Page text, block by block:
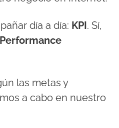
día a día: KPI . Sí,
las metas y
a cabo en nuestro